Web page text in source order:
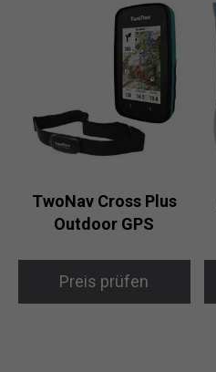
TwoNav Cross Plus
Outdoor GPS
Preis prüfen